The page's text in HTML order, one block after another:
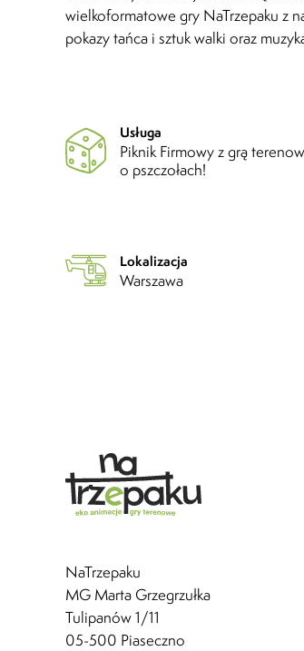
wielkoformatowe gry NaTrzepaku z
pokazy tańca i sztuk walki oraz
Usługa
Piknik Firmowy z grą
o pszczołach!
Lokalizacja
Warszawa
NaTrzepaku
MG Marta Grzegrzułka
Tulipanów 1/11
05-500 Piaseczno